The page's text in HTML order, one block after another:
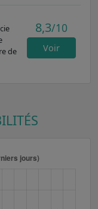
de
8,3/10
Voir